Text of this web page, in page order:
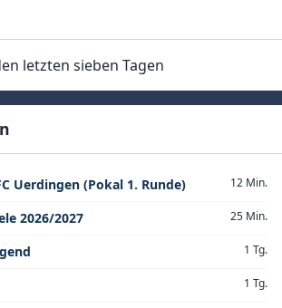
letzten sieben Tagen
Uerdingen (Pokal 1. Runde) 12 Min.
2026/2027 25 Min.
1 Tg.
1 Tg.